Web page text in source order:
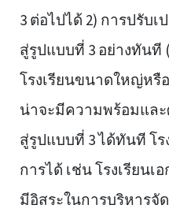
3 ต่อไปได้ 2) การปรับ
สู่รูปแบบที่ 3 อย่างทันที
โรงเรียนขนาดใหญ่ห
น่าจะมีความพร้อมแล
สู่รูปแบบที่ 3 ได้ทันที โ
การได้ เช่น โรงเรียน
มีอิสระในการบริหารจั